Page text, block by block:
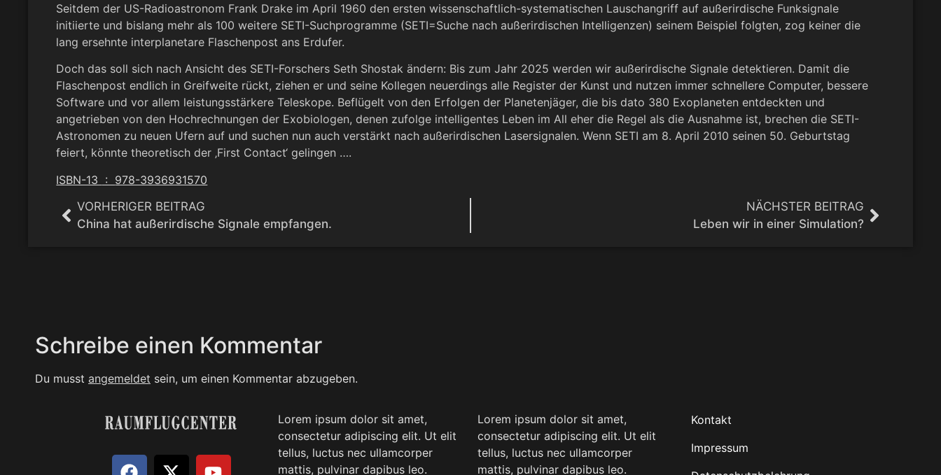
Seitdem der US-Radioastronom Frank Drake im April 1960 den ersten wissenschaftlich-systematischen Lauschangriff auf außerirdische Funksignale
initiierte und bislang mehr als 100 weitere SETI-Suchprogramme (SETI=Suche nach außerirdischen Intelligenzen) seinem Beispiel folgten, zog keiner die
lang ersehnte interplanetare Flaschenpost ans Erdufer.
Doch das soll sich nach Ansicht des SETI-Forschers Seth Shostak ändern: Bis zum Jahr 2025 werden wir außerirdische Signale detektieren. Damit die
Flaschenpost endlich in Greifweite rückt, ziehen er und seine Kollegen neuerdings alle Register der Kunst und nutzen immer schnellere Computer, bessere
Software und vor allem leistungsstärkere Teleskope. Beflügelt von den Erfolgen der Planetenjäger, die bis dato 380 Exoplaneten entdeckten und
angetrieben von den Hochrechnungen der Exobiologen, denen zufolge intelligentes Leben im All eher die Regel als die Ausnahme ist, brechen die SETI-
Astronomen zu neuen Ufern auf und suchen nun auch verstärkt nach außerirdischen Lasersignalen. Wenn SETI am 8. April 2010 seinen 50. Geburtstag
feiert, könnte theoretisch der ‚First Contact‘ gelingen ….
ISBN-13 ‏ : ‎ 978-3936931570
VORHERIGER BEITRAG
China hat außerirdische Signale empfangen.
NÄCHSTER BEITRAG
Leben wir in einer Simulation?
Schreibe einen Kommentar
Du musst angemeldet sein, um einen Kommentar abzugeben.
Lorem ipsum dolor sit amet,
consectetur adipiscing elit. Ut elit
tellus, luctus nec ullamcorper
mattis, pulvinar dapibus leo.
Lorem ipsum dolor sit amet,
consectetur adipiscing elit. Ut elit
tellus, luctus nec ullamcorper
mattis, pulvinar dapibus leo.
Kontakt
Impressum